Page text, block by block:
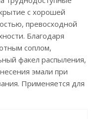
с хорошей
превосходной
Благодаря
соплом,
факел распыления,
эмали при
Применяется для